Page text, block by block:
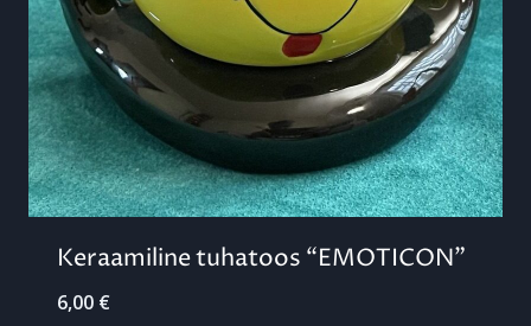
Keraamiline tuhatoos “EMOTICON”
6,00 €